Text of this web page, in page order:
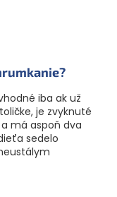
iba ak už
je zvyknuté
má aspoň dva
sedelo